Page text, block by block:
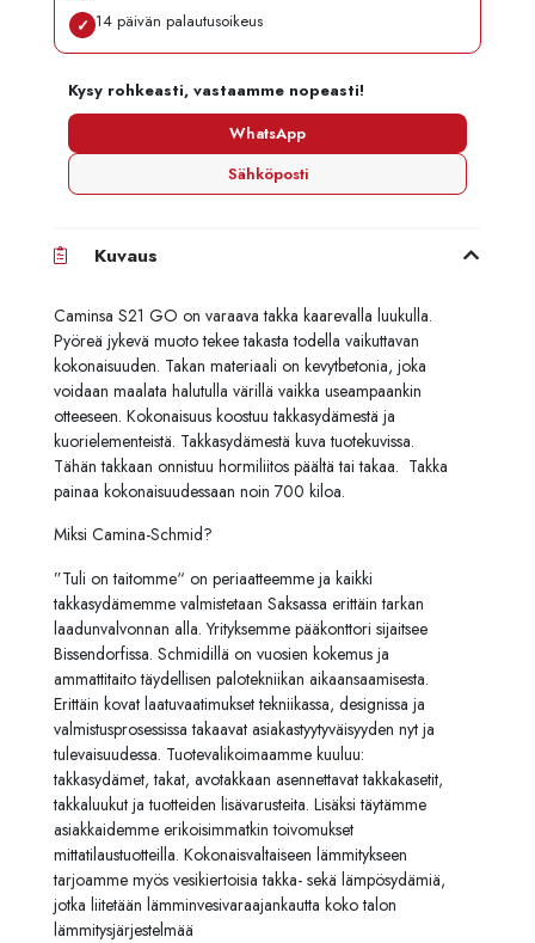
✓ 14 päivän palautusoikeus
Kysy rohkeasti, vastaamme nopeasti!
WhatsApp
Sähköposti
Kuvaus
Caminsa S21 GO on varaava takka kaarevalla luukulla.
Pyöreä jykevä muoto tekee takasta todella vaikuttavan
kokonaisuuden. Takan materiaali on kevytbetonia, joka
voidaan maalata halutulla värillä vaikka useampaankin
otteeseen. Kokonaisuus koostuu takkasydämestä ja
kuorielementeistä. Takkasydämestä kuva tuotekuvissa.
Tähän takkaan onnistuu hormiliitos päältä tai takaa. Takka
painaa kokonaisuudessaan noin 700 kiloa.
Miksi Camina-Schmid?
”Tuli on taitomme“ on periaatteemme ja kaikki
takkasydämemme valmistetaan Saksassa erittäin tarkan
laadunvalvonnan alla. Yrityksemme pääkonttori sijaitsee
Bissendorfissa. Schmidillä on vuosien kokemus ja
ammattitaito täydellisen palotekniikan aikaansaamisesta.
Erittäin kovat laatuvaatimukset tekniikassa, designissa ja
valmistusprosessissa takaavat asiakastyytyväisyyden nyt ja
tulevaisuudessa. Tuotevalikoimaamme kuuluu:
takkasydämet, takat, avotakkaan asennettavat takkakasetit,
takkaluukut ja tuotteiden lisävarusteita. Lisäksi täytämme
asiakkaidemme erikoisimmatkin toivomukset
mittatilaustuotteilla. Kokonaisvaltaiseen lämmitykseen
tarjoamme myös vesikiertoisia takka- sekä lämpösydämiä,
jotka liitetään lämminvesivaraajankautta koko talon
lämmitysjärjestelmää